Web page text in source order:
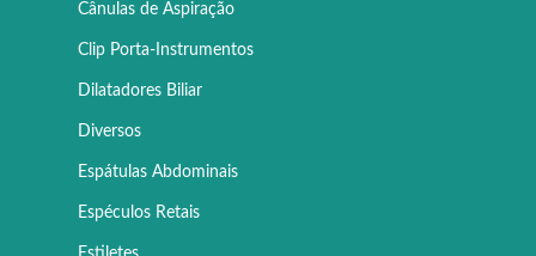
Cânulas de Aspiração
Clip Porta-Instrumentos
Dilatadores Biliar
Diversos
Espátulas Abdominais
Espéculos Retais